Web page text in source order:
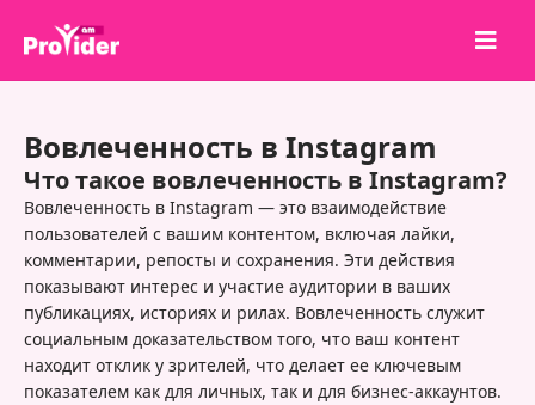
О нас
Войти
Регистрация
Услуги
API
Условия
Вовлеченность в Instagram
Что такое вовлеченность в Instagram?
Вовлеченность в Instagram — это взаимодействие
пользователей с вашим контентом, включая лайки,
комментарии, репосты и сохранения. Эти действия
показывают интерес и участие аудитории в ваших
публикациях, историях и рилах. Вовлеченность служит
социальным доказательством того, что ваш контент
находит отклик у зрителей, что делает ее ключевым
показателем как для личных, так и для бизнес-аккаунтов.